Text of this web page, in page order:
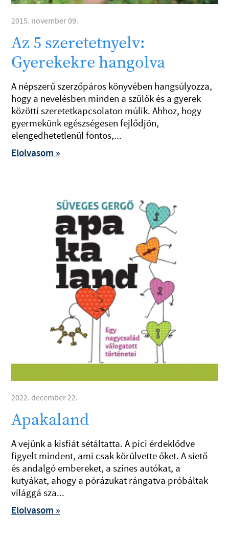
2015. november 09.
Az 5 szeretetnyelv:
Gyerekekre hangolva
A népszerű szerzőpáros könyvében hangsúlyozza,
hogy a nevelésben minden a szülők és a gyerek
közötti szeretetkapcsolaton múlik. Ahhoz, hogy
gyermekünk egészségesen fejlődjön,
elengedhetetlenül fontos,...
Elolvasom »
2022. december 22.
Apakaland
A vejünk a kisfiát sétáltatta. A pici érdeklődve
figyelt mindent, ami csak körülvette őket. A siető
és andalgó embereket, a színes autókat, a
kutyákat, ahogy a pórázukat rángatva próbáltak
világgá sza...
Elolvasom »